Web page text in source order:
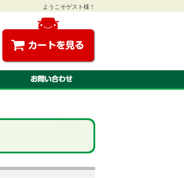
ようこそゲスト様！